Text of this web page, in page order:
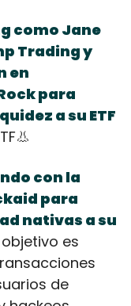
como Jane
Trading y
en
para
a su ETF
👃
con la
para
nativas a su
objetivo es
de